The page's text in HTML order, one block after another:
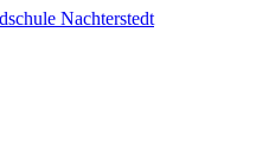
Nachterstedt